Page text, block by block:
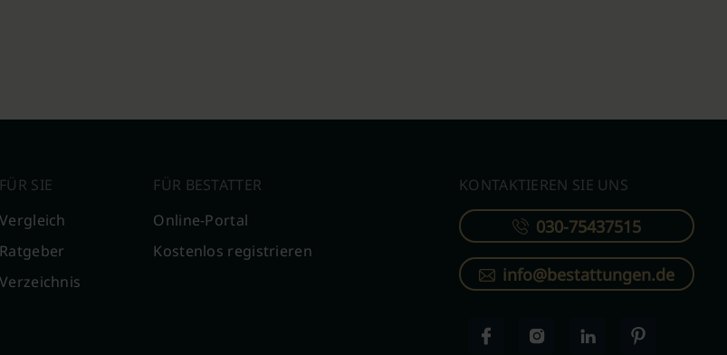
FÜR SIE
Vergleich
Ratgeber
Verzeichnis
FÜR BESTATTER
Online-Portal
Kostenlos registrieren
KONTAKTIEREN SIE UNS
030-75437515
info@bestattungen.de